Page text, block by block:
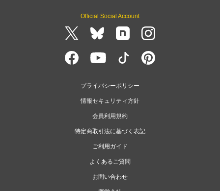
Official Social Account
プライバシーポリシー
情報セキュリティ方針
会員利用規約
特定商取引法に基づく表記
ご利用ガイド
よくあるご質問
お問い合わせ